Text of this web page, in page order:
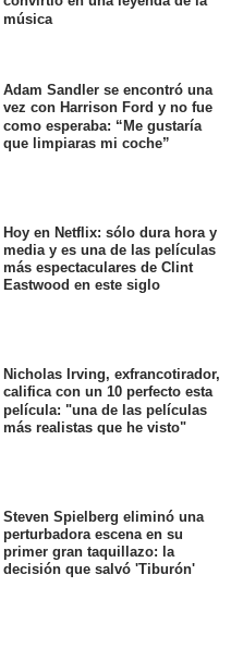
música
Adam Sandler se encontró una
vez con Harrison Ford y no fue
como esperaba: “Me gustaría
que limpiaras mi coche”
Hoy en Netflix: sólo dura hora y
media y es una de las películas
más espectaculares de Clint
Eastwood en este siglo
Nicholas Irving, exfrancotirador,
califica con un 10 perfecto esta
película: "una de las películas
más realistas que he visto"
Steven Spielberg eliminó una
perturbadora escena en su
primer gran taquillazo: la
decisión que salvó 'Tiburón'